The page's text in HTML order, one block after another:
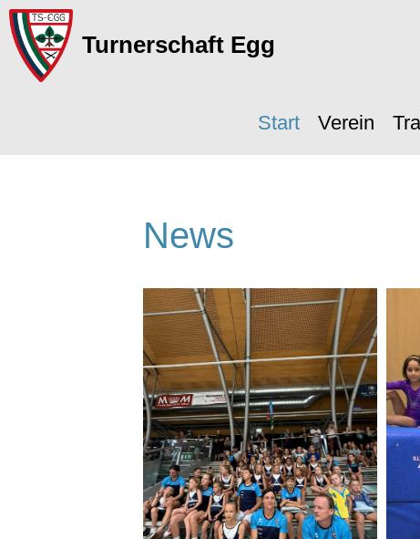
Turnerschaft Egg
Start Verein
News